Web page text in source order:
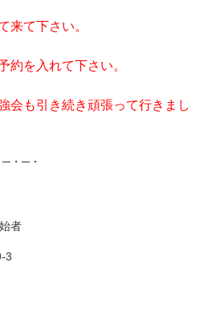
来て下さい。
約を入れて下さい。
会も引き続き頑張って行きまし
・─・
者
3